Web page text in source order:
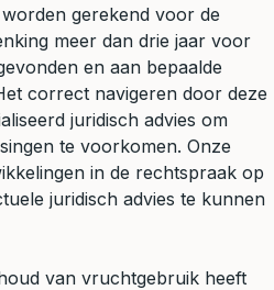
gerekend voor de
meer dan drie jaar voor
en aan bepaalde
correct navigeren door deze
juridisch advies om
te voorkomen. Onze
in de rechtspraak op
juridisch advies te kunnen
van vruchtgebruik heeft